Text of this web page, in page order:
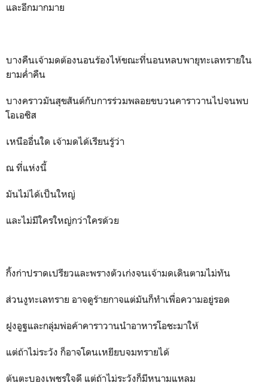
และอีกมากมาย
บางคืนเจ้ามดต้องนอนร้องไห้ขณะที่นอนหลบพายุทะเลทรายใน
ยามค่ำคืน
บางคราวมันสุขสันต์กับการร่วมพลอยขบวนคาราวานไปจนพบ
โอเอซิส
เหนืออื่นใด เจ้ามดได้เรียนรู้ว่า
ณ ที่แห่งนี้
มันไม่ได้เป็นใหญ่
และไม่มีใครใหญ่กว่าใครด้วย
กิ้งก่าปราดเปรียวและพรางตัวเก่งจนเจ้ามดเดินตามไม่ทัน
ส่วนงูทะเลทราย อาจดูร้ายกาจแต่มันก็ทำเพื่อความอยู่รอด
ฝูงอูฐและกลุ่มพ่อค้าคาราวานนำอาหารโอชะมาให้
แต่ถ้าไม่ระวัง ก็อาจโดนเหยียบจมทรายได้
ต้นตะบองเพชรใจดี แต่ถ้าไม่ระวังก็มีหนามแหลม